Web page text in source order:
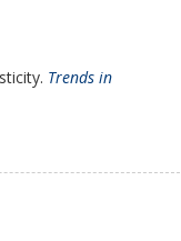
Trends in